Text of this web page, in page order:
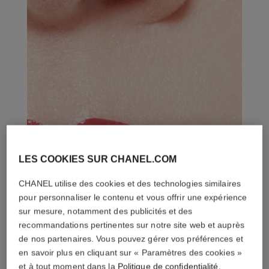
LES COOKIES SUR CHANEL.COM
CHANEL utilise des cookies et des technologies similaires
pour personnaliser le contenu et vous offrir une expérience
sur mesure, notamment des publicités et des
recommandations pertinentes sur notre site web et auprès
de nos partenaires. Vous pouvez gérer vos préférences et
en savoir plus en cliquant sur « Paramètres des cookies »
et à tout moment dans la Politique de confidentialité.